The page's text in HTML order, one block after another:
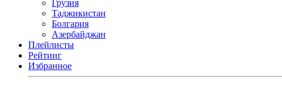
Грузия
Таджикистан
Болгария
Азербайджан
Плейлисты
Рейтинг
Избранное